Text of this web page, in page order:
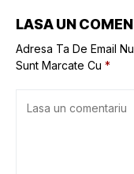
LASA UN
Adresa Ta De Email
Sunt Marcate Cu *